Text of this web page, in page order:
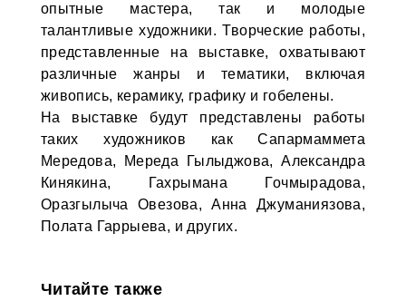
опытные мастера, так и молодые
талантливые художники. Творческие работы,
представленные на выставке, охватывают
различные жанры и тематики, включая
живопись, керамику, графику и гобелены.
На выставке будут представлены работы
таких художников как Сапармаммета
Мередова, Мереда Гылыджова, Александра
Кинякина, Гахрымана Гочмырадова,
Оразгылыча Овезова, Анна Джуманиязова,
Полата Гаррыева, и других.
Читайте также